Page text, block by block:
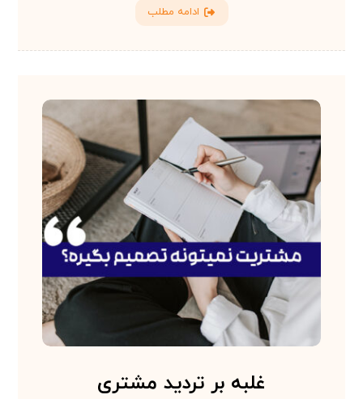
ادامه مطلب
غلبه بر تردید مشتری